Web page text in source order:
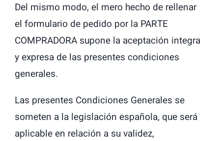
Del mismo modo, el mero hecho de rellenar
el formulario de pedido por la PARTE
COMPRADORA supone la aceptación integra
y expresa de las presentes condiciones
generales.
Las presentes Condiciones Generales se
someten a la legislación española, que será
aplicable en relación a su validez,